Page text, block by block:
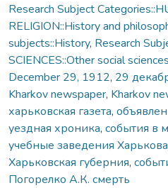
Research Subject
RELIGION::History and
subjects::History, Research
SCIENCES::Other social
December 29, 1912, 29
Kharkov newspaper, Kharkov
харьковская газета,
уездная хроника, события в
учебные заведения Харькова
Харьковская губерния,
Погорелко А.К. смерть